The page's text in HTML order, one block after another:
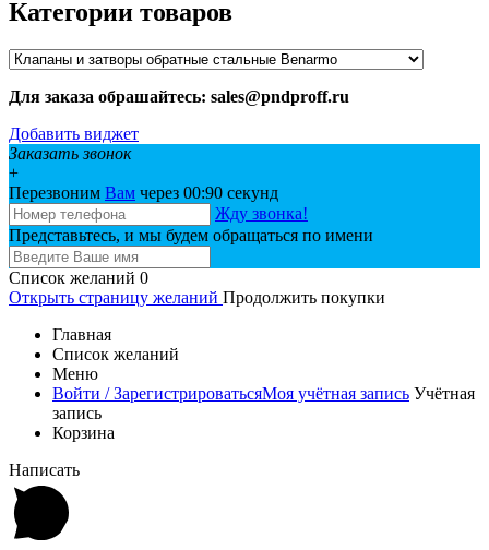
Категории товаров
Для заказа обрашайтесь: sales@pndproff.ru
Добавить виджет
Заказать звонок
+
Перезвоним Вам через 00:90 секунд
Жду звонка!
Представьтесь, и мы будем обращаться по имени
Список желаний 0
Открыть страницу желаний Продолжить покупки
Главная
Список желаний
Меню
Войти / ЗарегистрироватьсяМоя учётная запись Учётная
запись
Корзина
Написать